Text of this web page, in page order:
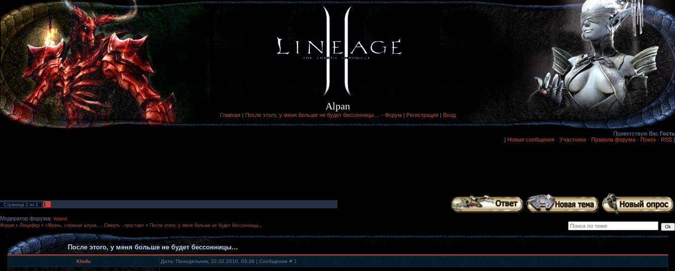
Alpan
Главная| После этого, у меня больше не будет бессонницы… - Форум | Регистрация| Вход
Приветствую Вас Гость
[ Новые сообщения · Участники · Правила форума · Поиск · RSS ]
Страница 1 из 1 1
Модератор форума: Voland
Форум » Люцифер » «Жизнь, сложная штука. ...Смерть - простая» » После этого, у меня больше не будет бессонницы…
После этого, у меня больше не будет бессонницы…
Khufu Дата: Понедельник, 22.02.2010, 03:36 | Сообщение # 1